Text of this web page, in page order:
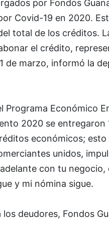
por Fondos
Covid-19 en 2020.
del total de los créditos.
el crédito,
de marzo, informó la
Programa Económico
2020 se entregaron
económicos;
unidos,
con tu negocio,
y mi nómina sigue.
los deudores, Fondos